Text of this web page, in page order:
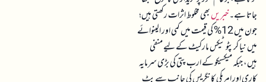
جاتا ہے۔خبریںبھی مخلوط اثرات رکھتی ہیں؛
جون میں 12% کی قیمت میں کمی اور الینوائے
میں نیا کرپٹو ٹیکس مارکیٹ کے لیے منفی
ہیں، جبکہ میکسیکو کے ارب پتی کی بڑی سرمایہ